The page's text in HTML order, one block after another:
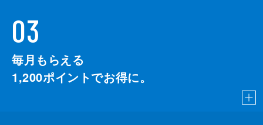
03
毎月もらえる
1,200ポイントでお得に。